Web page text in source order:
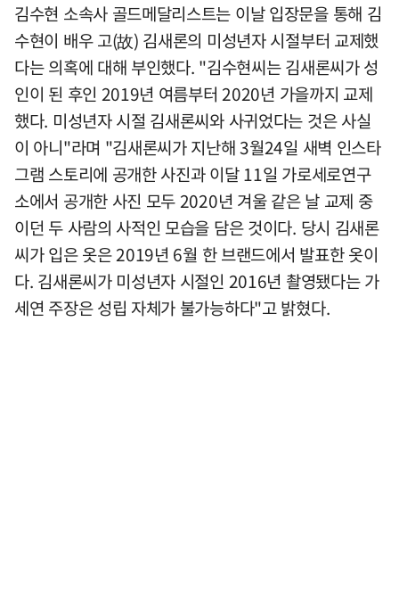
김수현 소속사 골드메달리스트는 이날 입장문을 통해 김
수현이 배우 고(故) 김새론의 미성년자 시절부터 교제했
다는 의혹에 대해 부인했다. "김수현씨는 김새론씨가 성
인이 된 후인 2019년 여름부터 2020년 가을까지 교제
했다. 미성년자 시절 김새론씨와 사귀었다는 것은 사실
이 아니"라며 "김새론씨가 지난해 3월24일 새벽 인스타
그램 스토리에 공개한 사진과 이달 11일 가로세로연구
소에서 공개한 사진 모두 2020년 겨울 같은 날 교제 중
이던 두 사람의 사적인 모습을 담은 것이다. 당시 김새론
씨가 입은 옷은 2019년 6월 한 브랜드에서 발표한 옷이
다. 김새론씨가 미성년자 시절인 2016년 촬영됐다는 가
세연 주장은 성립 자체가 불가능하다"고 밝혔다.